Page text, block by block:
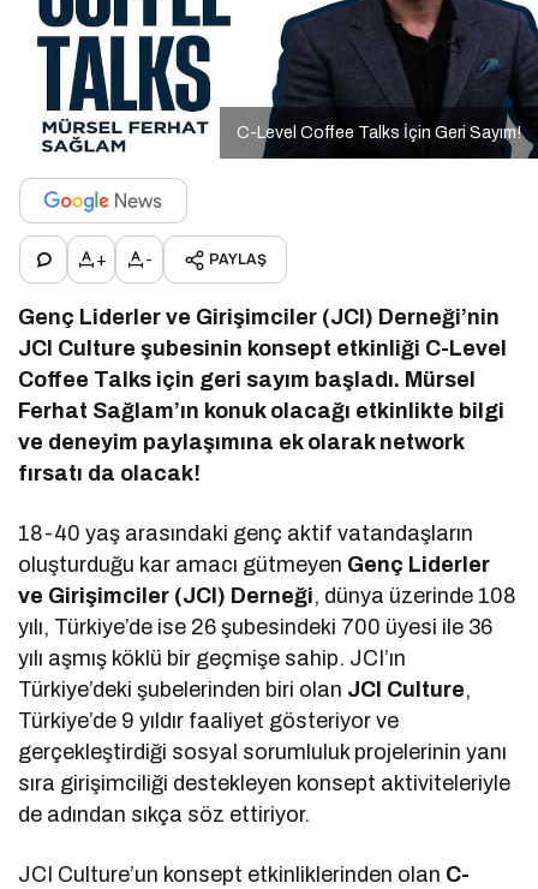
C-Level Coffee Talks İçin Geri Sayım!
+ - PAYLAŞ
Genç Liderler ve Girişimciler (JCI) Derneği’nin
JCI Culture şubesinin konsept etkinliği C-Level
Coffee Talks için geri sayım başladı. Mürsel
Ferhat Sağlam’ın konuk olacağı etkinlikte bilgi
ve deneyim paylaşımına ek olarak network
fırsatı da olacak!
18-40 yaş arasındaki genç aktif vatandaşların
oluşturduğu kar amacı gütmeyen Genç Liderler
ve Girişimciler (JCI) Derneği, dünya üzerinde 108
yılı, Türkiye’de ise 26 şubesindeki 700 üyesi ile 36
yılı aşmış köklü bir geçmişe sahip. JCI’ın
Türkiye’deki şubelerinden biri olan JCI Culture,
Türkiye’de 9 yıldır faaliyet gösteriyor ve
gerçekleştirdiği sosyal sorumluluk projelerinin yanı
sıra girişimciliği destekleyen konsept aktiviteleriyle
de adından sıkça söz ettiriyor.
JCI Culture’un konsept etkinliklerinden olan C-